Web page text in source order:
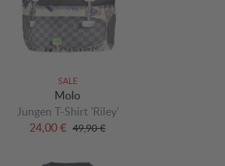
SALE
Molo
Jungen T-Shirt 'Riley'
24,00 € 49,90 €